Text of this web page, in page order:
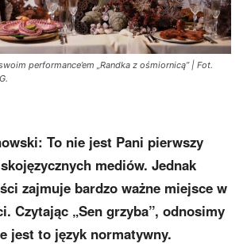
performance’em „Randka z ośmiornicą” | Fot.
To nie jest Pani pierwszy
mediów. Jednak
zajmuje bardzo ważne miejsce w
Czytając „Sen grzyba”, odnosimy
jest to język normatywny.